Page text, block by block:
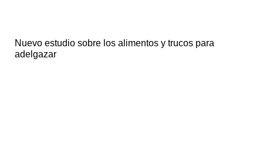
Nuevo estudio sobre los alimentos y trucos para
adelgazar